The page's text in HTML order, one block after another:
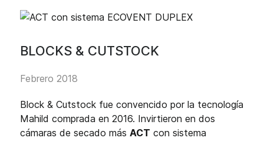
BLOCKS & CUTSTOCK
Febrero 2018
Block & Cutstock fue convencido por la tecnología
Mahild comprada en 2016. Invirtieron en dos
cámaras de secado más ACT con sistema